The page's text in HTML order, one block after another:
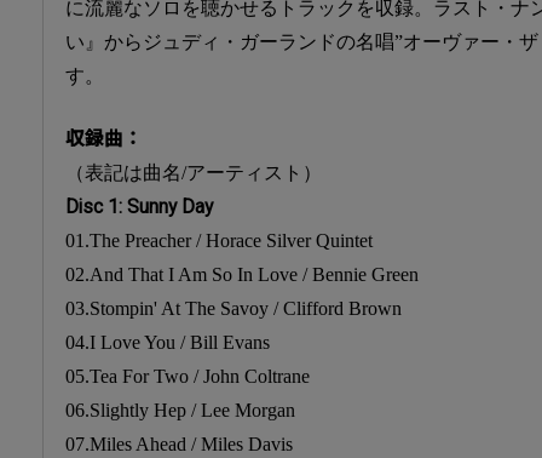
に流麗なソロを聴かせるトラックを収録。ラスト・ナ
い』からジュディ・ガーランドの名唱”オーヴァー・
す。
収録曲：
（表記は曲名/アーティスト）
Disc 1: Sunny Day
01.The Preacher / Horace Silver Quintet
02.And That I Am So In Love / Bennie Green
03.Stompin' At The Savoy / Clifford Brown
04.I Love You / Bill Evans
05.Tea For Two / John Coltrane
06.Slightly Hep / Lee Morgan
07.Miles Ahead / Miles Davis